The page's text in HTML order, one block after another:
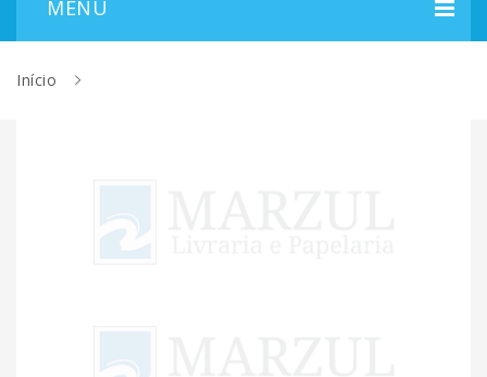
Início